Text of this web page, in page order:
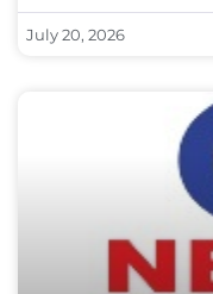
July 20, 2026